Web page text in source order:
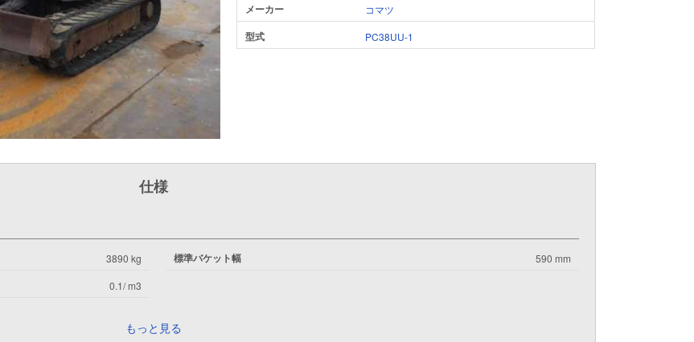
メーカー コマツ
型式 PC38UU-1
仕様
3890 kg
0.1/ m3
標準バケット幅 590 mm
もっと見る